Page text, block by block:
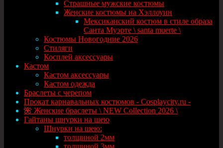
Страшные мужские костюмы
Женские костюмы на Хэллоуин
Мексиканский костюм в стиле образа
Санта Муэрте \ santa muerte \
Костюмы Новогодние 2026
Стиляги
Косплей аксессуары
Кастом
Кастом аксессуары
Кастом одежда
Браслеты с черепом
Прокат карнавальных костюмов - Cosplaycity.ru -
🌺 Женские браслеты \ NEW Collection 2026 \
Гайтаны шнурки на шею
Шнурки на шею:
толщиной 2мм
толщиной 3мм